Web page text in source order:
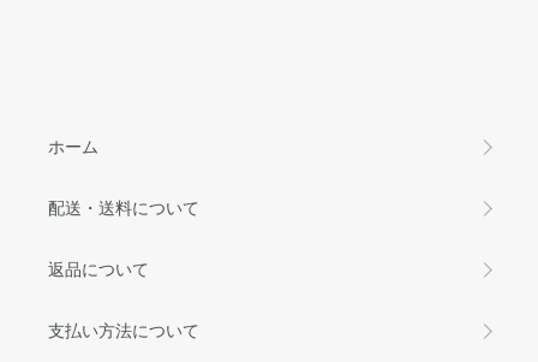
ホーム
配送・送料について
返品について
支払い方法について